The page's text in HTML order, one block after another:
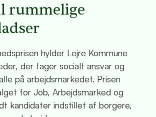
rummelige
hylder Lejre Kommune
der tager socialt ansvar og
på arbejdsmarkedet. Prisen
for Job, Arbejdsmarked og
kandidater indstillet af borgere,